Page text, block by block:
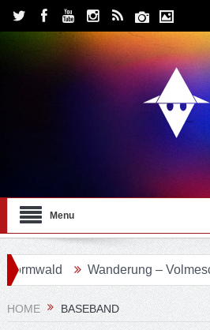
Menu
Wanderung –
HOME BASEBAND